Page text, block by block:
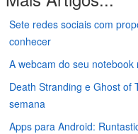
Sete redes sociais com
conhecer
A webcam do seu
Death Stranding e Ghost of
semana
Apps para Android: